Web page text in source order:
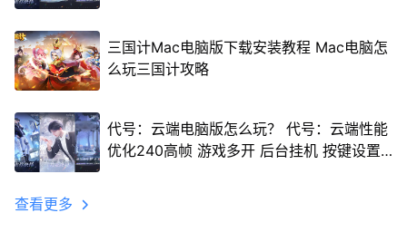
三国计Mac电脑版下载安装教程 Mac电脑怎
么玩三国计攻略
代号：云端电脑版怎么玩？ 代号：云端性能
优化240高帧 游戏多开 后台挂机 按键设置
查看更多